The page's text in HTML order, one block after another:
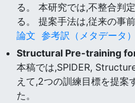
る。 本研究では,不整合判
る。 提案手法は,従来の事
論文 参考訳（メタデータ）
Structural Pre-training
本稿では,SPIDER,
えて,2つの訓練目標を提案
た。